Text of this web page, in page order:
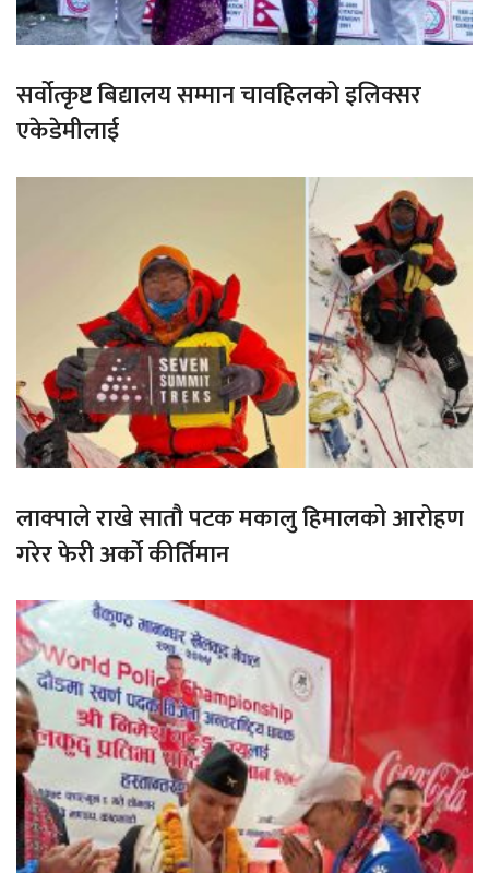
सर्वोत्कृष्ट बिद्यालय सम्मान चावहिलको इलिक्सर
एकेडेमीलाई
लाक्पाले राखे सातौ पटक मकालु हिमालको आरोहण
गरेर फेरी अर्को कीर्तिमान